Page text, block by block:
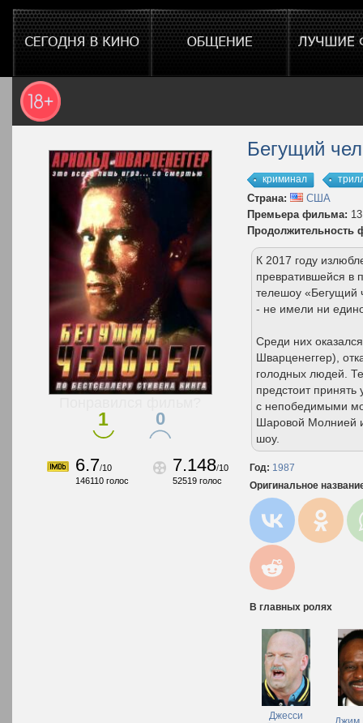
1 0
6.7/10
146110 голос
7.148/10
52519 голос
Бегущий
криминал
Страна:
США
Премьера фильма:
Продолжительность
К 2017 году
превратившейся в
телешоу «Бегущий
- не имели ни
Среди них
Шварценеггер),
голодных людей.
предстоит принять
с непобедимыми
Шаровой Молнией
шоу.
Год: 1987
Оригинальное
В главных ролях
Джесси